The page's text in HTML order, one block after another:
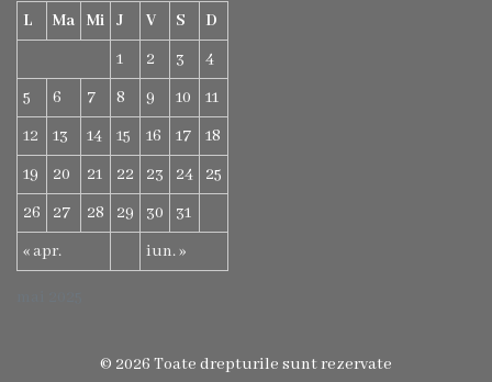
L Ma Mi J V S D
« apr. iun. »
1 2 3
4
5
6 7 8 9 10
11
12
13 14 15 16 17
18
19
20 21 22 23 24
25
26
27 28 29 30 31
© 2026 Toate drepturile sunt rezervate